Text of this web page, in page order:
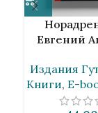
Евгений
Издания
Книги, E-